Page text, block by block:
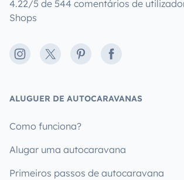
4.22/5 de 544 comentários de
Shops
Instagram
X PinterestFacebook
ALUGUER DE AUTOCARAVANAS
Como funciona?
Alugar uma autocaravana
Primeiros passos de autocaravana